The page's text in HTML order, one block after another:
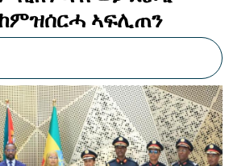
ኣፍሊጠን